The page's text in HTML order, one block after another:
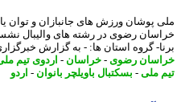
پوشان ورزش های جانبازان و توان یابان
رضوی در رشته های والیبال نشسته،
گروه استان ها: - به گزارش خبرگزاری
رضوی-خراسان-اردوی تیم ملی
ملی -بسکتبال باویلچر بانوان- اردو